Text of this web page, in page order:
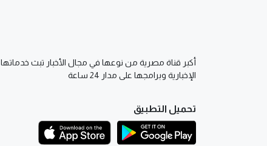
أكبر قناة مصرية من نوعها في مجال الأخبار تبث خدماتها
الإخبارية وبرامجها على مدار 24 ساعة
تحميل التطبيق